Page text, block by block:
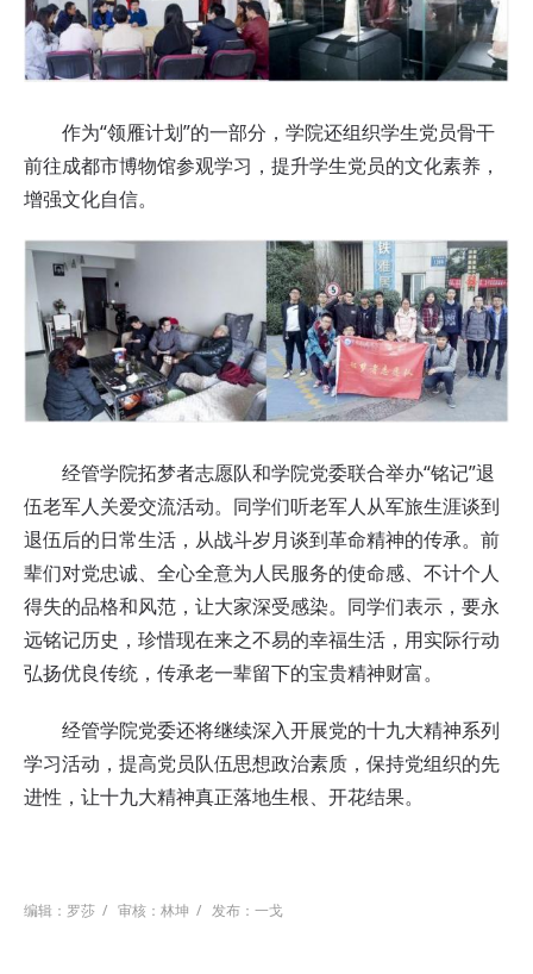
作为“领雁计划”的一部分，学院还组织学生党员骨干
前往成都市博物馆参观学习，提升学生党员的文化素养，
增强文化自信。
经管学院拓梦者志愿队和学院党委联合举办“铭记”退
伍老军人关爱交流活动。同学们听老军人从军旅生涯谈到
退伍后的日常生活，从战斗岁月谈到革命精神的传承。前
辈们对党忠诚、全心全意为人民服务的使命感、不计个人
得失的品格和风范，让大家深受感染。同学们表示，要永
远铭记历史，珍惜现在来之不易的幸福生活，用实际行动
弘扬优良传统，传承老一辈留下的宝贵精神财富。
经管学院党委还将继续深入开展党的十九大精神系列
学习活动，提高党员队伍思想政治素质，保持党组织的先
进性，让十九大精神真正落地生根、开花结果。
编辑：罗莎 / 审核：林坤 / 发布：一戈